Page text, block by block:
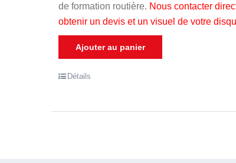
de formation routière. Nous contacter
obtenir un devis et un visuel de votre
Ajouter au panier
Détails